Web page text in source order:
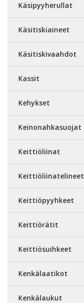
Käsipyyherullat
Käsitiskiaineet
Käsitiskivaahdot
Kassit
Kehykset
Keinonahkasuojat
Keittiöliinat
Keittiöliinatelineet
Keittiöpyyhkeet
Keittiörätit
Keittiösuihkeet
Kenkälaatikot
Kenkälaukut